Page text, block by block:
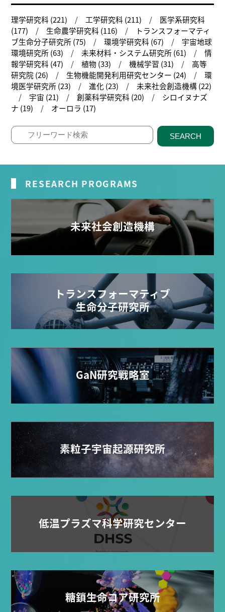
理学研究科 (221) 工学研究科 (211)
医学系研究科
(177)
生命農学研究科 (116)
トランスフォーマティ
ブ生命分子研究所 (75)
環境学研究科 (67)
宇宙地球
環境研究所 (63)
未来材料・システム研究所 (61)
情
報学研究科 (47)
植物 (33) 機械学習 (31)
高等
研究院 (26)
生物機能開発利用研究センター (24)
環
境医学研究所 (23)
進化 (23)
未来社会創造機構 (22)
宇宙 (21)
創薬科学研究科 (20)
シロイヌナズ
ナ (19)
オーロラ (17)
SEARCH
RESEARCH PROGRAMS
未来社会創造機構
トランスフォーマティブ
生命分子研究所
GaN研究戦略室
素粒子宇宙起源研究所
低温プラズマ科学研究センター
糖鎖生命コア研究所